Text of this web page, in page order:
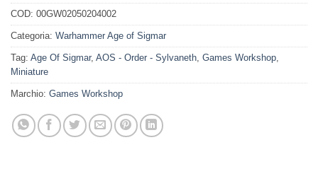
COD: 00GW02050204002
Categoria: Warhammer Age of Sigmar
Tag: Age Of Sigmar, AOS - Order - Sylvaneth Games Workshop
Miniature
Marchio: Games Workshop